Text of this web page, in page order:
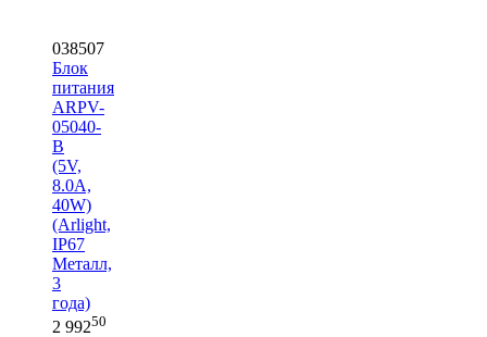
038507
Блок
питания
ARPV-
05040-
B
(5V,
8.0A,
40W)
(Arlight,
IP67
Металл,
3
года)
2 99250